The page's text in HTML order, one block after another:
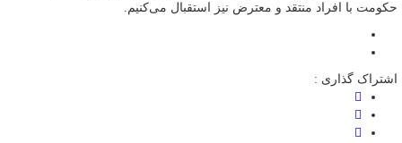
حکومت با افراد منتقد و معترض نیز استقبال می‌کنیم.
اشتراک گذاری :